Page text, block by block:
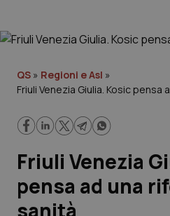
Cronache
Lavoro e Professioni
QS » Regioni e Asl »
Friuli Venezia Giulia. Kosic
Friuli Venezia
pensa ad una
sanità